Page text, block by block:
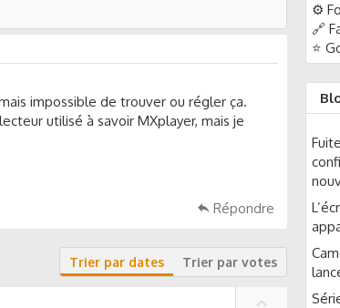
impossible de trouver ou régler ça.
utilisé à savoir MXplayer, mais je
Répondre
Trier par dates Trier par votes
⚙️
🔗
⭐